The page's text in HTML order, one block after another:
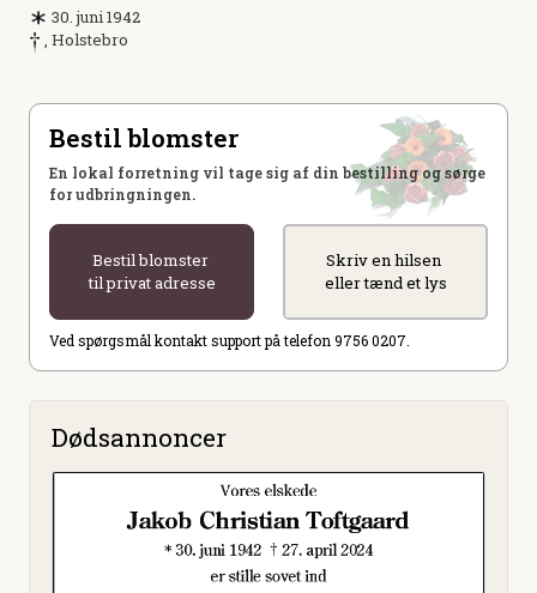
30. juni 1942
, Holstebro
Bestil blomster
En lokal forretning vil tage sig af din bestilling og sørge
for udbringningen.
Bestil blomster
til privat adresse
Skriv en hilsen
eller tænd et lys
Ved spørgsmål kontakt support på telefon 9756 0207.
Dødsannoncer